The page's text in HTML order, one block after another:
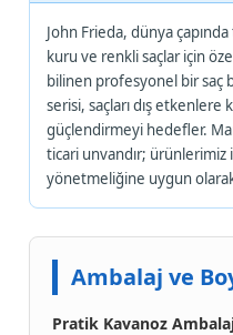
John Frieda, dünya
kuru ve renkli saçlar için
bilinen profesyonel bir saç
serisi, saçları dış etkenlere
güçlendirmeyi hedefler.
ticari unvandır; ürünlerimiz
yönetmeliğine uygun
Ambalaj ve
Pratik Kavanoz